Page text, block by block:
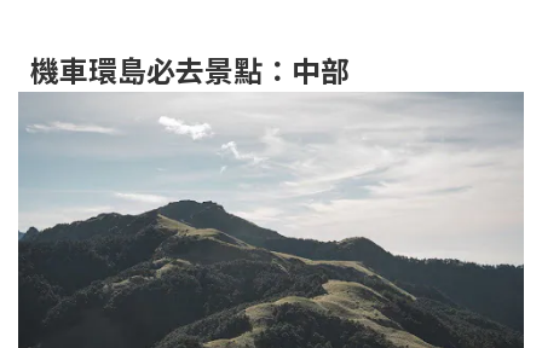
機車環島必去景點：中部